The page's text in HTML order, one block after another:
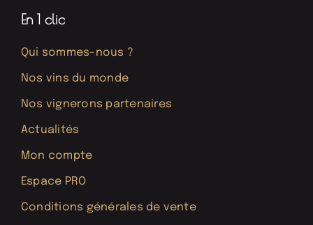
En 1 clic
Qui sommes-nous ?
Nos vins du monde
Nos vignerons partenaires
Actualités
Mon compte
Espace PRO
Conditions générales de vente